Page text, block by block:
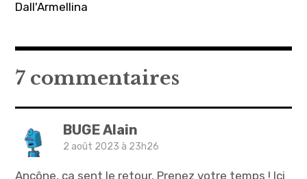
Dall'Armellina
7 commentaires
BUGE Alain
2 août 2023 à 23h26
Ancône, ça sent le retour. Prenez votre temps ! Ici